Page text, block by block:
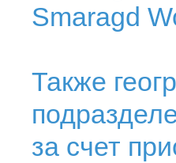
Smaragd
Также
за счет